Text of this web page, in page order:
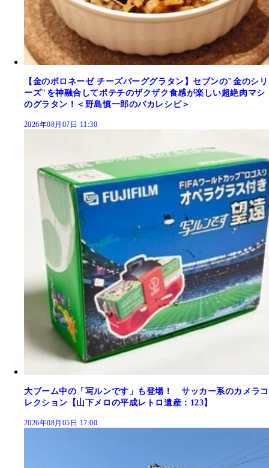
【金のボロネーゼ チーズバーググラタン】セブンの"金のシリ
ーズ"を神融合してポテチのザクザク食感が楽しい超絶肉マシ
のグラタン！＜野島慎一郎のバカレシピ＞
2026年08月07日 11:30
大ブーム中の「写ルンです」も登場！ サッカー系のカメラコ
レクション【山下メロの平成レトロ遺産：123】
2026年08月05日 17:00